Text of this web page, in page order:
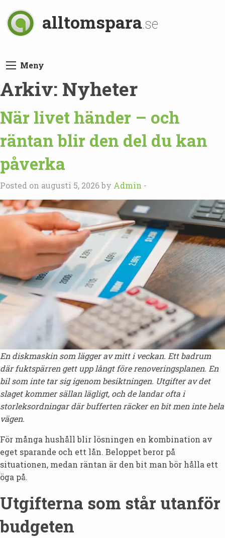
alltomspara.se
Meny
Arkiv: Nyheter
När livet händer – och
räntan blir den del du kan
påverka
Posted on augusti 5, 2026 by Admin -
En diskmaskin som lägger av mitt i veckan. Ett badrum
där fuktspärren gett upp långt före renoveringsplanen. En
bil som inte tar sig igenom besiktningen. Utgifter av det
slaget kommer sällan lägligt, och de landar ofta i
storleksordningar där bufferten räcker en bit men inte hela
vägen.
För många hushåll blir lösningen en kombination av
eget sparande och ett lån. Beloppet beror på
situationen, medan räntan är den bit man bör hålla ett
öga på.
Utgifterna som står utanför
budgeten